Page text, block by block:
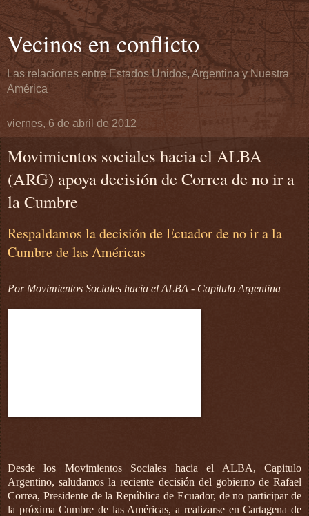
Vecinos en conflicto
Las relaciones entre Estados Unidos, Argentina y Nuestra
América
viernes, 6 de abril de 2012
Movimientos sociales hacia el ALBA
(ARG) apoya decisión de Correa de no ir a
la Cumbre
Respaldamos la decisión de Ecuador de no ir a la
Cumbre de las Américas
Por Movimientos Sociales hacia el ALBA - Capitulo Argentina
Desde los Movimientos Sociales hacia el ALBA, Capitulo
Argentino, saludamos la reciente decisión del gobierno de Rafael
Correa, Presidente de la República de Ecuador, de no participar de
la próxima Cumbre de las Américas, a realizarse en Cartagena de